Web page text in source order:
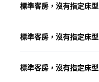
標準客房，沒有指定床型
標準客房，沒有指定床型
標準客房，沒有指定床型